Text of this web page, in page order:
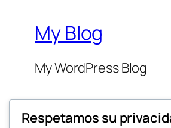
My Blog
My WordPress Blog
Respetamos su